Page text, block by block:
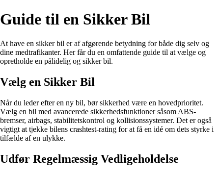
Guide til en Sikker Bil
At have en sikker bil er af afgørende betydning for både dig selv og
dine medtrafikanter. Her får du en omfattende guide til at vælge og
opretholde en pålidelig og sikker bil.
Vælg en Sikker Bil
Når du leder efter en ny bil, bør sikkerhed være en hovedprioritet.
Vælg en bil med avancerede sikkerhedsfunktioner såsom ABS-
bremser, airbags, stabilitetskontrol og kollisionssystemer. Det er også
vigtigt at tjekke bilens crashtest-rating for at få en idé om dets styrke i
tilfælde af en ulykke.
Udfør Regelmæssig Vedligeholdelse